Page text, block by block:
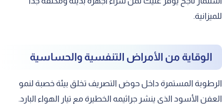
للميزانية.
الوقاية من الأمراض التنفسية والحساسية
الرطوبة المستمرة داخل حوض التصريف تخلق بيئة خصبة لنمو
العفن الأسود الذي ينشر جراثيمه الخطيرة مع تيار الهواء البارد.